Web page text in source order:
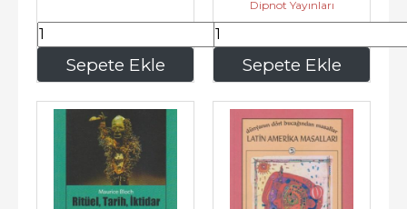
Sepete Ekle
488,40 Sepete Ekle
Metinler -...
Dipnot Yayınları
367,50